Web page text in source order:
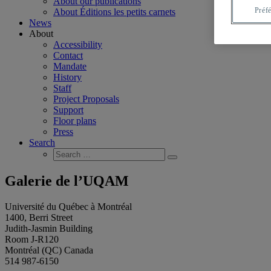
About Éditions les petits carnets
News
About
Accessibility
Contact
Mandate
History
Staff
Project Proposals
Support
Floor plans
Press
Search
Search
for:
Search
Galerie de l’UQAM
Université du Québec à Montréal
1400, Berri Street
Judith-Jasmin Building
Room J-R120
Montréal (QC) Canada
514 987-6150